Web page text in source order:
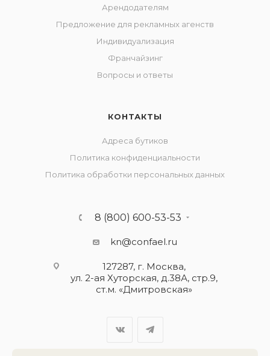
Арендодателям
Предложение для рекламных агенств
Индивидуализация
Франчайзинг
Вопросы и ответы
КОНТАКТЫ
Адреса бутиков
Политика конфиденциальности
Политика обработки персональных данных
8 (800) 600-53-53
kn@confael.ru
127287, г. Москва,
ул. 2-ая Хуторская, д.38А, стр.9,
ст.м. «Дмитровская»